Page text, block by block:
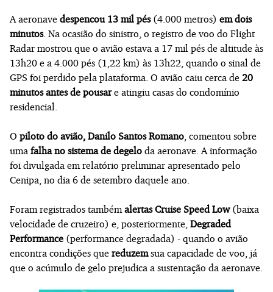
A aeronave despencou 13 mil pés(4.000 metros) em dois
minutos. Na ocasião do sinistro, o registro de voo do Flight
Radar mostrou que o avião estava a 17 mil pés de altitude às
13h20 e a 4.000 pés (1,22 km) às 13h22, quando o sinal de
GPS foi perdido pela plataforma. O avião caiu cerca de 20
minutos antes de pousare atingiu casas do condomínio
residencial.
O piloto do avião, Danilo Santos Romano, comentou sobre
uma falha no sistema de degelo da aeronave. A informação
foi divulgada em relatório preliminar apresentado pelo
Cenipa, no dia 6 de setembro daquele ano.
Foram registrados tambémalertas Cruise Speed Low(baixa
velocidade de cruzeiro) e, posteriormente, Degraded
Performance (performance degradada) - quando o avião
encontra condições que reduzemsua capacidade de voo, já
que o acúmulo de gelo prejudica a sustentação da aeronave.